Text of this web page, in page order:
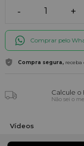
- +
Comprar pelo
Compra segura, receba
Calcule o
Não sei o
Vídeos